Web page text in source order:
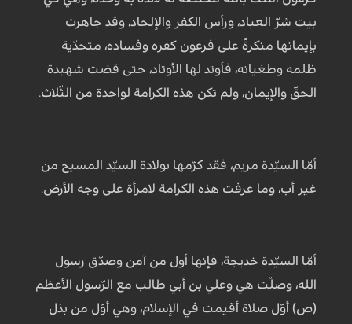
بيت شرّ العباد، ورأس الكفر والإلحاد، وقد جاهرت
بإيمانها منكرةً على فرعون كفره وفساده، متحدّية
ظلمه وطغيانه، فأوتد لها الأوتاد، حتى قضت شهيدة
الحقّ والإيمان، ولم تكن هذه الكرامة لواحدة من الثّلاث.
أمّا السيّدة مريم، فقد كرّمها بولادة السيّد المسيح من
غير أب، وما عرفت هذه الكرامة لامرأة على وجه الأرض.
أمّا السيّدة خديجة، فإنها أول من آمن وصدّق رسول
الله، وصلّت هي وعلي بن أبي طالب مع الرّسول الأعظم
(ص) أوّل صلاة أقيمت في الإسلام، وهي أوّل من بذل